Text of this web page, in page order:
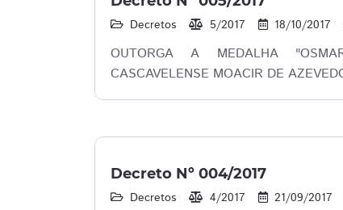
Decretos 5/2017 18/10/2017
OUTORGA A MEDALHA
CASCAVELENSE MOACIR DE
Decreto Nº 004/2017
Decretos 4/2017 21/09/2017